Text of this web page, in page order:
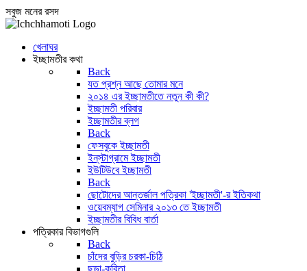
সবুজ মনের রসদ
খেলাঘর
ইচ্ছামতীর কথা
Back
যত প্রশ্ন আছে তোমার মনে
২০১৪ এর ইচ্ছামতীতে নতুন কী কী?
ইচ্ছামতী পরিবার
ইচ্ছামতীর ব্লগ
Back
ফেসবুকে ইচ্ছামতী
ইন্‌স্টাগ্রামে ইচ্ছামতী
ইউটিউবে ইচ্ছামতী
Back
ছোটোদের আন্তর্জাল পত্রিকা 'ইচ্ছামতী'-র ইতিকথা
ওয়েবম্যাগ সেমিনার ২০১৩ তে ইচ্ছামতী
ইচ্ছামতীর বিবিধ বার্তা
পত্রিকার বিভাগগুলি
Back
চাঁদের বুড়ির চরকা-চিঠি
ছড়া-কবিতা